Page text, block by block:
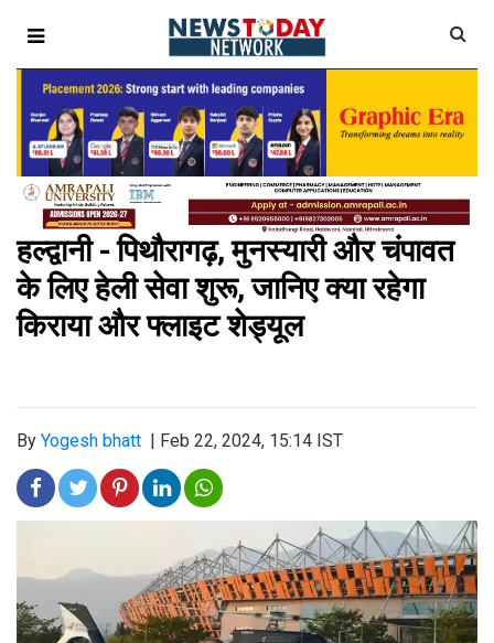
हल्द्वानी - पिथौरागढ़, मुनस्यारी और चंपावत
के लिए हेली सेवा शुरू, जानिए क्या रहेगा
किराया और फ्लाइट शेड्यूल
By Yogesh bhatt Feb 22, 2024, 15:14 IST